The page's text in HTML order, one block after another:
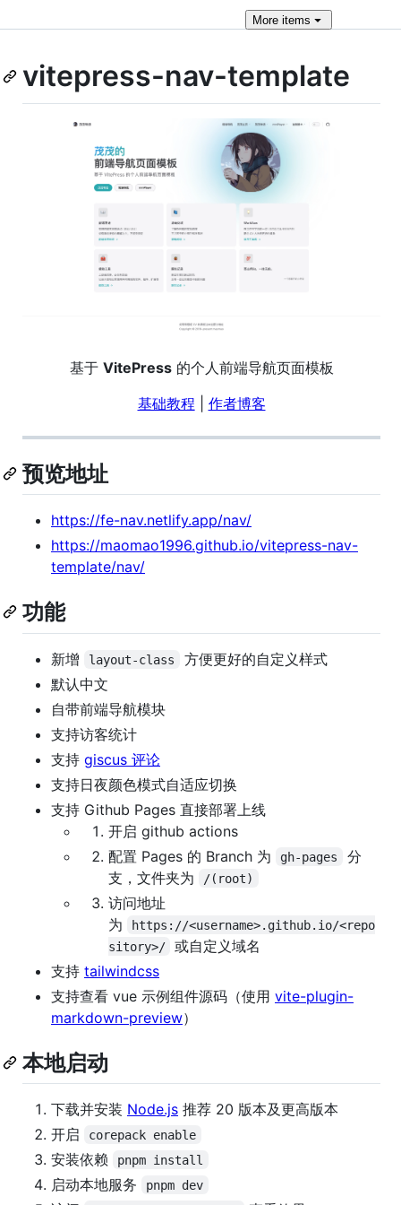
Moreitems
vitepress-nav-template
基于 VitePress的个人前端导航页面模板
基础教程
作者博客
预览地址
https://fe-nav.netlify.app/nav/
https://maomao1996.github.io/vitepress-nav-
template/nav/
功能
新增 layout-class
方便更好的自定义样式
默认中文
自带前端导航模块
支持访客统计
支持 giscus 评论
支持日夜颜色模式自适应切换
支持 Github Pages 直接部署上线
开启 github actions
配置 Pages 的 Branch 为
gh-pages
分
支，文件夹为
/(root)
访问地址
为
https://<username>.github.io/<repo
sitory>/
或自定义域名
支持 tailwindcss
支持查看 vue 示例组件源码（使用 vite-plugin-
markdown-preview）
本地启动
下载并安装 Node.js 推荐 20 版本及更高版本
开启
corepack enable
安装依赖 pnpm install
启动本地服务 pnpm dev